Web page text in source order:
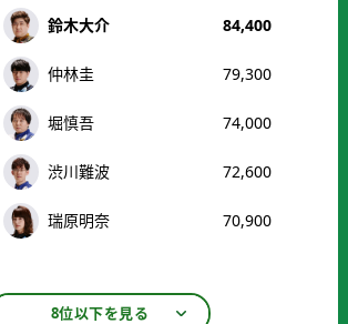
鈴木大介 84,400
仲林圭 79,300
堀慎吾 74,000
渋川難波 72,600
瑞原明奈 70,900
8位以下を見る